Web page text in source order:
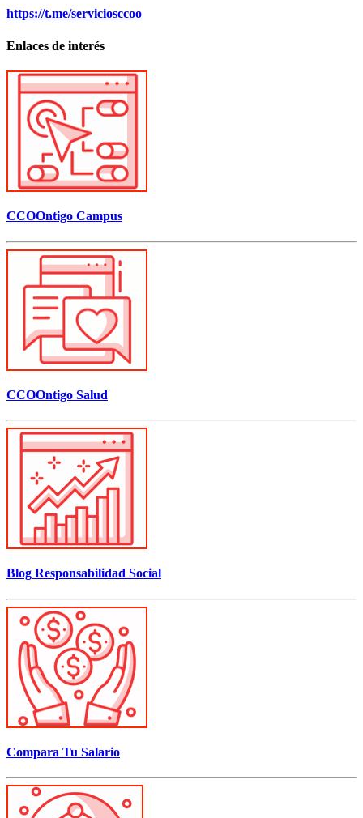
https://t.me/serviciosccoo
Enlaces de interés
CCOOntigo Campus
CCOOntigo Salud
Blog Responsabilidad Social
Compara Tu Salario